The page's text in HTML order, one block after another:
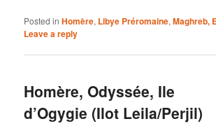
Posted in Homère, Libye Préromaine,Maghreb,
Leave a reply
Homère, Odyssée, Ile
d’Ogygie (Ilot Leila/Perjil)